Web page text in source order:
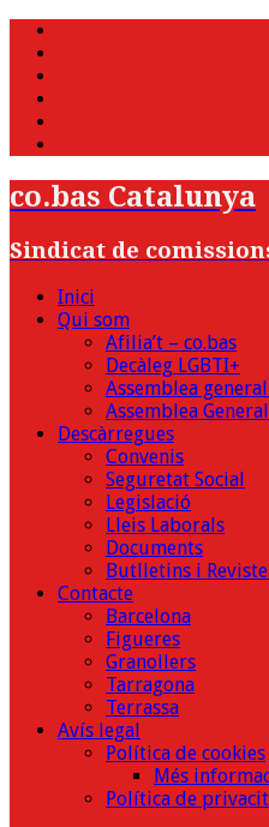
co.bas Catalunya
Sindicat de
Inici
Qui som
Afilia’t – co.bas
Decàleg LGBTI+
Assemblea
Assemblea
Descàrregues
Convenis
Seguretat Social
Legislació
Lleis Laborals
Documents
Butlletins i
Contacte
Barcelona
Figueres
Granollers
Tarragona
Terrassa
Avís legal
Política de cookies
Més
Política de